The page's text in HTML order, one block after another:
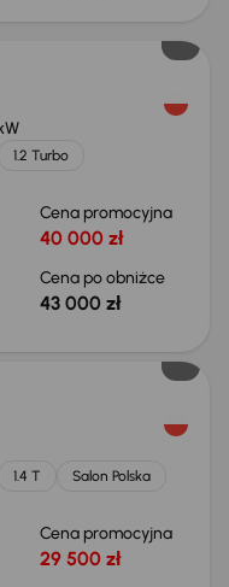
1.2 Turbo
Cena promocyjna
40 000 zł
Cena po obniżce
43 000 zł
1.4 T
Salon Polska
Cena promocyjna
29 500 zł